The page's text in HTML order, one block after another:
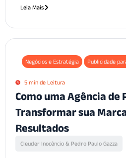
Leia Mais
Negócios e Estratégia Publicidade
5 min de Leitura
Como uma Agência de
Transformar sua
Resultados
Cleuder Inocêncio & Pedro Paulo Gazza